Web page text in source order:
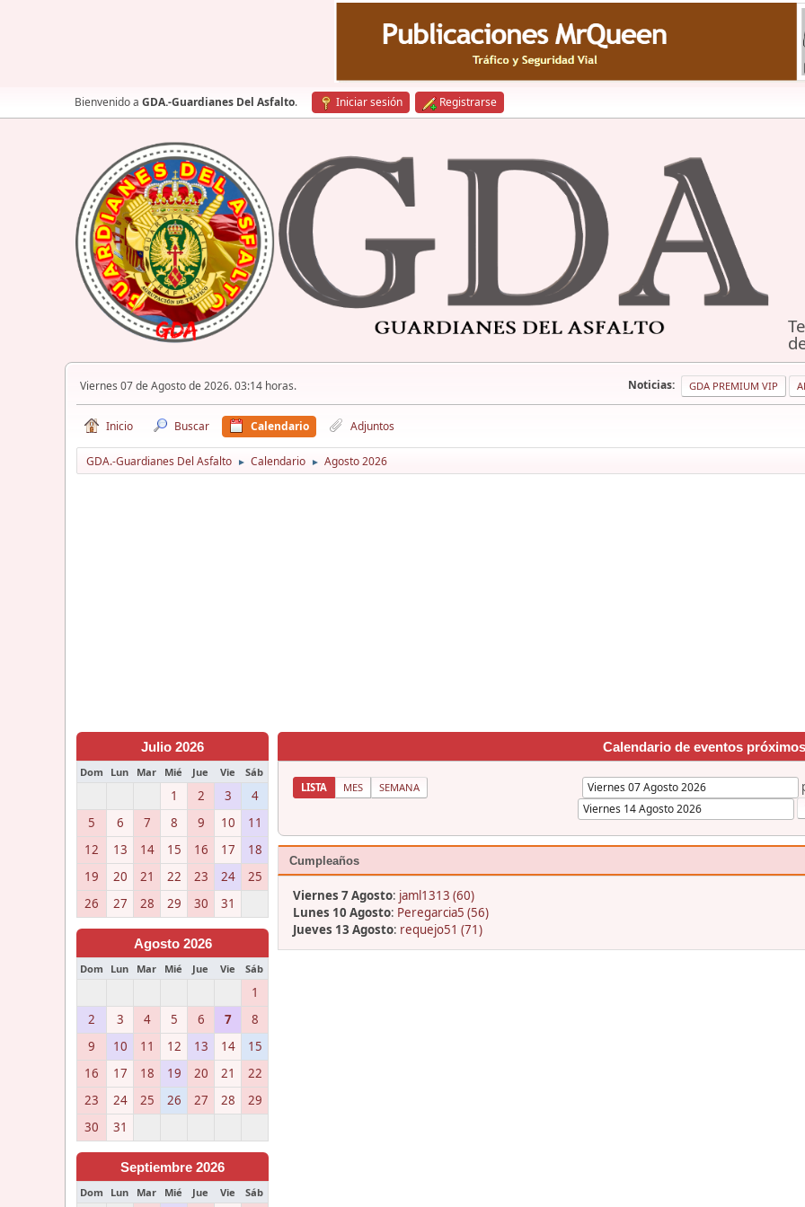
Bienvenido a GDA.-Guardianes Del Asfalto. Iniciar sesión Registrarse
Viernes 07 de Agosto de 2026. 03:14 horas. Noticias: GDA PREMIUM VIP
Inicio Buscar Calendario Adjuntos
GDA.-Guardianes Del Asfalto ► Calendario ► Agosto 2026
Julio 2026
Dom Lun Mar Mié Jue Vie Sáb
1 2 3
4
5
6 7 8 9 10
11
12
13 14 15 16 17
18
19
20 21 22 23 24
25
26
27 28 29 30 31
Agosto 2026
Dom Lun Mar Mié Jue Vie Sáb
1
2
3 4 5 6 7
8
9
10 11 12 13 14
15
16
17 18 19 20 21
22
23
24 25 26 27 28
29
30
31
Septiembre 2026
Dom Lun Mar Mié Jue Vie Sáb
Calendario de eventos próximos
LISTA MES SEMANA
Cumpleaños
Viernes 7 Agosto: jaml1313 (60)
Lunes 10 Agosto: Peregarcia5 (56)
Jueves 13 Agosto: requejo51 (71)